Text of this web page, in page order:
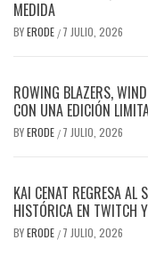
MEDIDA
BYERODE / 7 JULIO, 2026
ROWING BLAZERS,
CON UNA EDICIÓN
BYERODE / 7 JULIO, 2026
KAI CENAT REGRESA
HISTÓRICA EN TWITCH
BYERODE / 7 JULIO, 2026